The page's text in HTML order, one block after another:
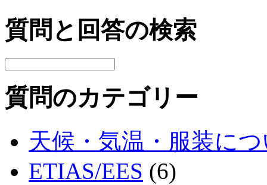
質問と回答の検索
質問のカテゴリー
天候・気温・服装に
ETIAS/EES (6)